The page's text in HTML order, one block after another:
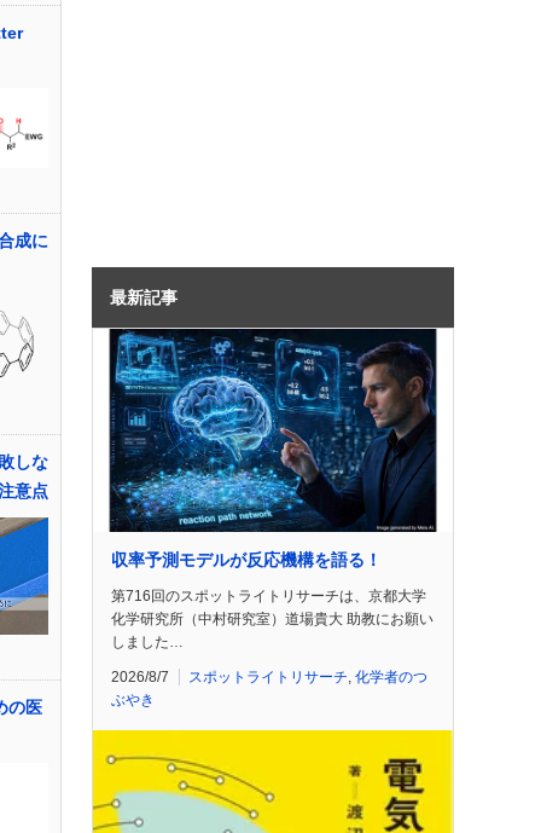
成に
しな
意点
の医
最新記事
収率予測モデルが反応機構を語る！
第716回のスポットライトリサーチは、京都大学
化学研究所（中村研究室）道場貴大 助教にお願い
しました…
2026/8/7 スポットライトリサーチ 化学者のつ
ぶやき